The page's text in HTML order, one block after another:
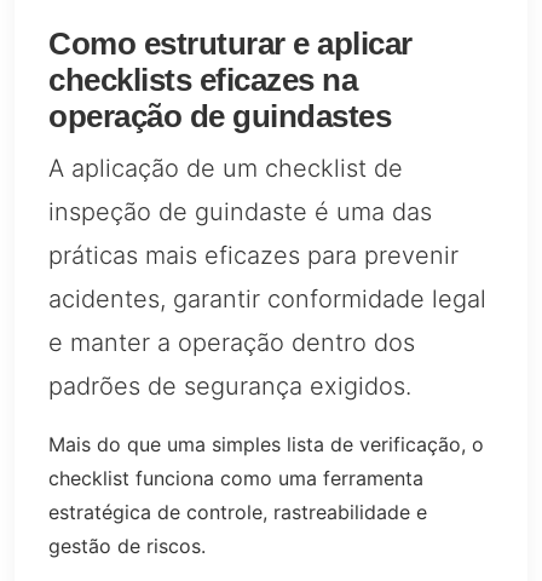
Como estruturar e aplicar
checklists eficazes na
operação de guindastes
A aplicação de um checklist de
inspeção de guindaste é uma das
práticas mais eficazes para prevenir
acidentes, garantir conformidade legal
e manter a operação dentro dos
padrões de segurança exigidos.
Mais do que uma simples lista de verificação, o
checklist funciona como uma ferramenta
estratégica de controle, rastreabilidade e
gestão de riscos.